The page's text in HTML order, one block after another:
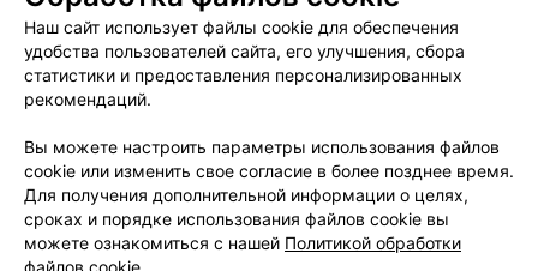
Вакансии
Партнеры
Написать руководителю 103.by
Обработка персональных данных
Наш сайт использует файлы cookie для обеспечения
удобства пользователей сайта, его улучшения, сбора
статистики и предоставления персонализированных
рекомендаций.
Вы можете настроить параметры использования файлов
cookie или изменить свое согласие в более позднее время.
Для получения дополнительной информации о целях,
сроках и порядке использования файлов cookie вы
можете ознакомиться с нашей Политикой обработки
файлов cookie